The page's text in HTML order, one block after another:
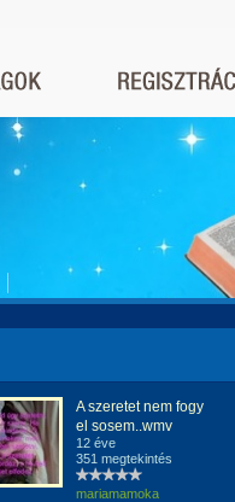
A szeretet nem fogy
el sosem..wmv
12 éve
351 megtekintés
mariamamoka